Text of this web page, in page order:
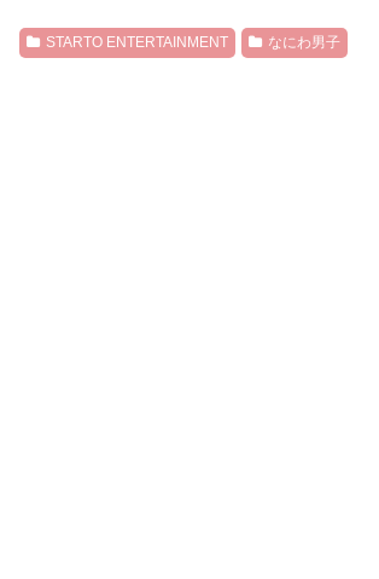
STARTO ENTERTAINMENT なにわ男子